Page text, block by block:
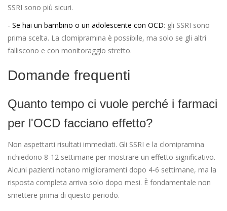
SSRI sono più sicuri.
- Se hai un bambino o un adolescente con OCD: gli SSRI sono
prima scelta. La clomipramina è possibile, ma solo se gli altri
falliscono e con monitoraggio stretto.
Domande frequenti
Quanto tempo ci vuole perché i farmaci
per l'OCD facciano effetto?
Non aspettarti risultati immediati. Gli SSRI e la clomipramina
richiedono 8-12 settimane per mostrare un effetto significativo.
Alcuni pazienti notano miglioramenti dopo 4-6 settimane, ma la
risposta completa arriva solo dopo mesi. È fondamentale non
smettere prima di questo periodo.